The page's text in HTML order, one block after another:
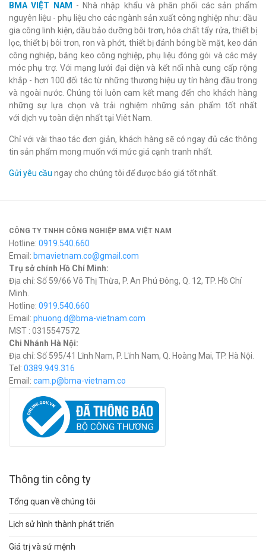
BMA VIỆT NAM
- Nhà nhập khẩu và phân phối các sản phẩm
nguyên liệu - phụ liệu cho các ngành sản xuất công nghiệp như: dầu
gia công linh kiện, dầu bảo dưỡng bôi trơn, hóa chất tẩy rửa, thiết bị
lọc, thiết bị bôi trơn, ron và phớt, thiết bị đánh bóng bề mặt, keo dán
công nghiệp, băng keo công nghiệp, phụ liệu đóng gói và các máy
móc phụ trợ. Với mạng lưới đại diện và kết nối nhà cung cấp rộng
khắp - hơn 100 đối tác từ những thương hiệu uy tín hàng đầu trong
và ngoài nước. Chúng tôi luôn cam kết mang đến cho khách hàng
những sự lựa chọn và trải nghiệm những sản phẩm tốt nhất
với dịch vụ toàn diện nhất tại Viêt Nam.
Chỉ với vài thao tác đơn giản, khách hàng sẽ có ngay đủ các thông
tin sản phẩm mong muốn với mức giá cạnh tranh nhất.
Gửi yêu cầu ngay cho chúng tôi để được báo giá tốt nhất.
CÔNG TY TNHH CÔNG NGHIỆP BMA VIỆT NAM
Hotline: 0919.540.660
Email: bmavietnam.co@gmail.com
Trụ sở chính Hồ Chí Minh:
Địa chỉ: Số 59/66 Võ Thị Thừa, P. An Phú Đông, Q. 12, TP. Hồ Chí
Minh.
Hotline: 0919.540.660
Email: phuong.d@bma-vietnam.com
MST : 0315547572
Chi Nhánh Hà Nội:
Địa chỉ: Số 595/41 Lĩnh Nam, P. Lĩnh Nam, Q. Hoàng Mai, TP. Hà Nội.
Tel: 0389.949.316
Email: cam.p@bma-vietnam.co
Thông tin công ty
Tổng quan về chúng tôi
Lịch sử hình thành phát triển
Giá trị và sứ mệnh